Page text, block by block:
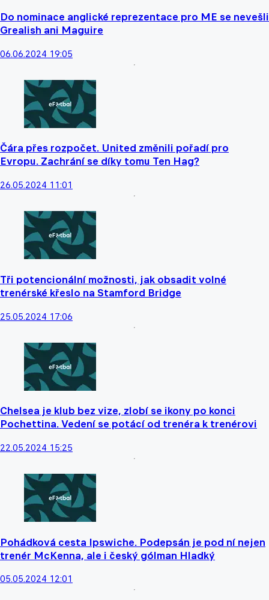
Do nominace anglické reprezentace pro ME se nevešli
Grealish ani Maguire
06.06.2024 19:05
Čára přes rozpočet. United změnili pořadí pro
Evropu. Zachrání se díky tomu Ten Hag?
26.05.2024 11:01
Tři potencionální možnosti, jak obsadit volné
trenérské křeslo na Stamford Bridge
25.05.2024 17:06
Chelsea je klub bez vize, zlobí se ikony po konci
Pochettina. Vedení se potácí od trenéra k trenérovi
22.05.2024 15:25
Pohádková cesta Ipswiche. Podepsán je pod ní nejen
trenér McKenna, ale i český gólman Hladký
05.05.2024 12:01